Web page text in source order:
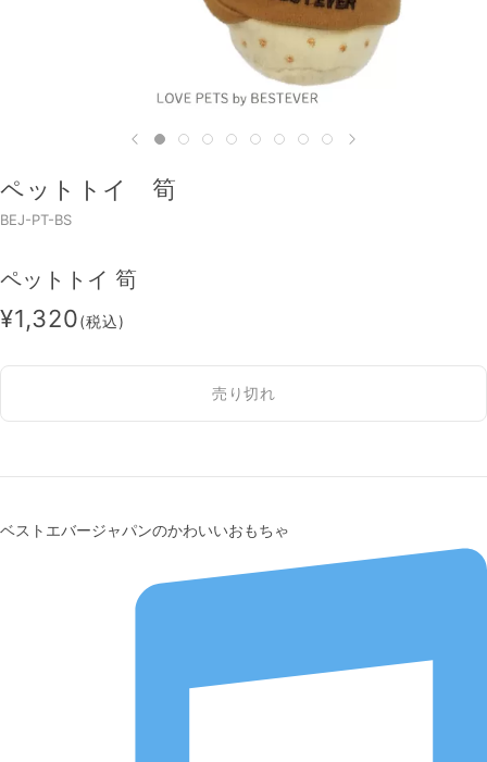
ペットトイ 筍
BEJ-PT-BS
ペットトイ 筍
¥1,320(税込)
売り切れ
ベストエバージャパンのかわいいおもちゃ